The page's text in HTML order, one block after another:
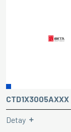
CTD1X3005AXXX
Detay